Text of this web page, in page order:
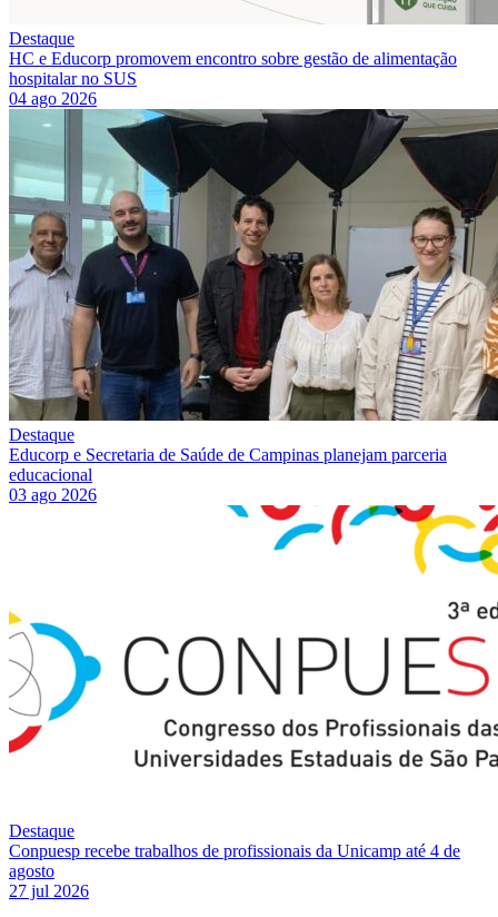
Destaque
HC e Educorp promovem encontro sobre gestão de alimentação
hospitalar no SUS
04 ago 2026
Destaque
Educorp e Secretaria de Saúde de Campinas planejam parceria
educacional
03 ago 2026
Destaque
Conpuesp recebe trabalhos de profissionais da Unicamp até 4 de
agosto
27 jul 2026